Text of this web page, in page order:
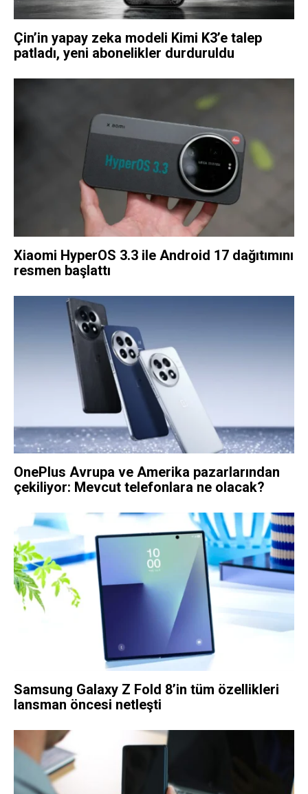
Çin’in yapay zeka modeli Kimi K3’e talep
patladı, yeni abonelikler durduruldu
Xiaomi HyperOS 3.3 ile Android 17 dağıtımını
resmen başlattı
OnePlus Avrupa ve Amerika pazarlarından
çekiliyor: Mevcut telefonlara ne olacak?
Samsung Galaxy Z Fold 8’in tüm özellikleri
lansman öncesi netleşti